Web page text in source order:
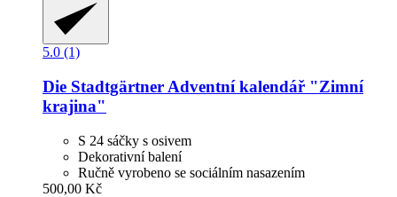
5.0 (1)
Die Stadtgärtner Adventní kalendář "Zimní
krajina"
S 24 sáčky s osivem
Dekorativní balení
Ručně vyrobeno se sociálním nasazením
500,00 Kč